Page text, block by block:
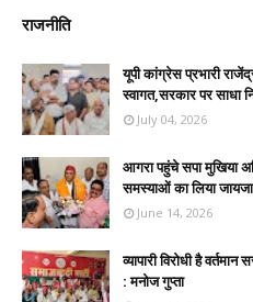
राजनीति
यूपी कांग्रेस प्रभारी
स्वागत,सरकार पर साधा
July 04, 2026
आगरा पहुंचे सपा मुखिया
समस्याओं का लिया जायजा
June 14, 2026
व्यापारी विरोधी है
: मनोज गुप्ता